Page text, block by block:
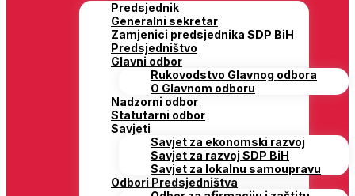
Predsjednik
Generalni sekretar
Zamjenici predsjednika SDP BiH
Predsjedništvo
Glavni odbor
Rukovodstvo Glavnog odbora
O Glavnom odboru
Nadzorni odbor
Statutarni odbor
Savjeti
Savjet za ekonomski razvoj
Savjet za razvoj SDP BiH
Savjet za lokalnu samoupravu
Odbori Predsjedništva